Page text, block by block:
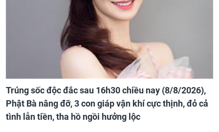
Trúng sốc độc đắc sau 16h30 chiều nay (8/8/2026),
Phật Bà nâng đỡ, 3 con giáp vận khí cực thịnh, đỏ cả
tình lẫn tiền, tha hồ ngồi hưởng lộc